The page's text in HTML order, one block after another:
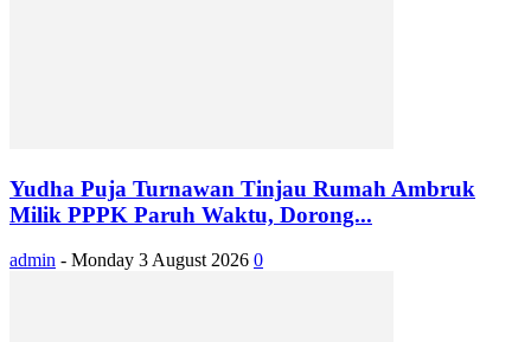
Yudha Puja Turnawan Tinjau Rumah Ambruk
Milik PPPK Paruh Waktu, Dorong...
admin - Monday 3 August 2026 0